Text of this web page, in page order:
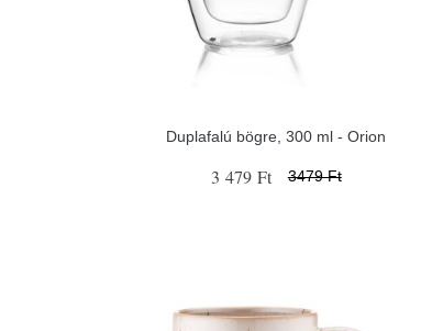
Duplafalú bögre, 300 ml - Orion
3 479 Ft 3479 Ft